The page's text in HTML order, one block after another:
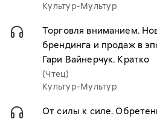
Культур-Мультур
Торговля вниманием.
брендинга и продаж в
Гари Вайнерчук. Кратко
(Чтец)
Культур-Мультур
От силы к силе.